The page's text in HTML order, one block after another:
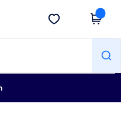
Descargar app